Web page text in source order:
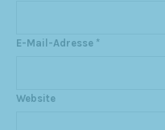
E-Mail-Adresse *
Website